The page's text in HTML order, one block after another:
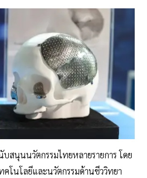
สนุนนวัตกรรมไทยหลายรายการ โดย
คโนโลยีและนวัตกรรมด้านชีววิทยา